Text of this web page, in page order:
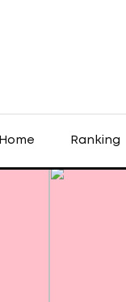
Home Ranking